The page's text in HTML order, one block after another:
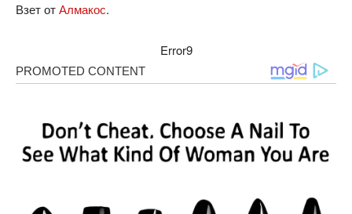
Взет отАлмакос.
Error9